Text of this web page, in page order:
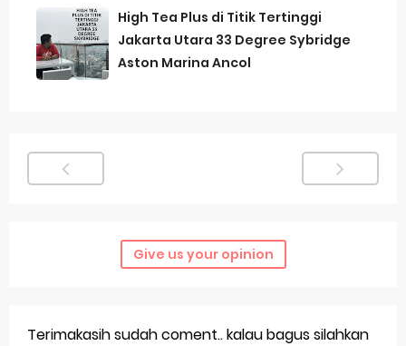
High Tea Plus di Titik Tertinggi
Jakarta Utara 33 Degree Sybridge
Aston Marina Ancol
Give us your opinion
Terimakasih sudah coment.. kalau bagus silahkan